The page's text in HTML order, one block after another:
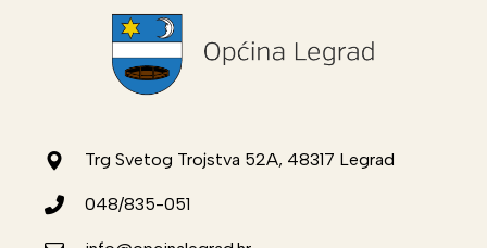
Trg Svetog Trojstva 52A, 48317 Legrad
048/835-051